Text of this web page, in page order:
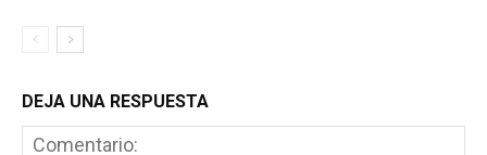
DEJA UNA RESPUESTA